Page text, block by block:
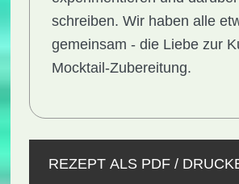
schreiben. Wir haben alle
gemeinsam - die Liebe zur
Mocktail-Zubereitung.
REZEPT ALS PDF /